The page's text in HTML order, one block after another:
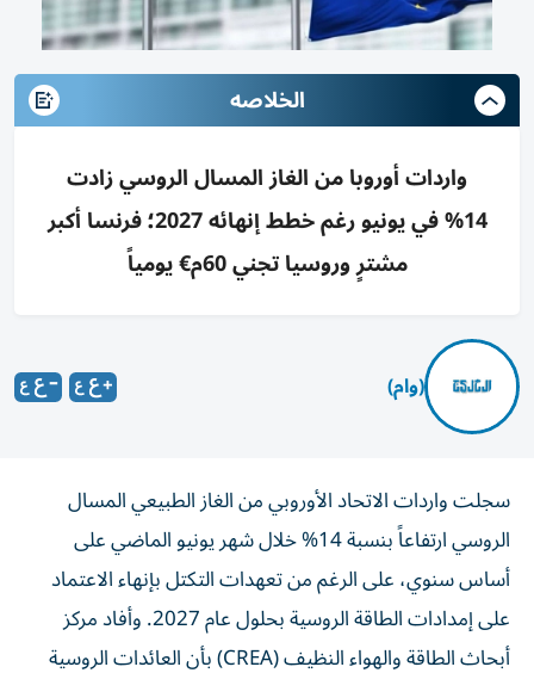
الخلاصه
واردات أوروبا من الغاز المسال الروسي زادت
14% في يونيو رغم خطط إنهائه 2027؛ فرنسا أكبر
مشترٍ وروسيا تجني 60م€ يومياً
(وام)
سجلت واردات الاتحاد الأوروبي من الغاز الطبيعي المسال
الروسي ارتفاعاً بنسبة 14% خلال شهر يونيو الماضي على
أساس سنوي، على الرغم من تعهدات التكتل بإنهاء الاعتماد
على إمدادات الطاقة الروسية بحلول عام 2027. وأفاد مركز
أبحاث الطاقة والهواء النظيف (CREA) بأن العائدات الروسية